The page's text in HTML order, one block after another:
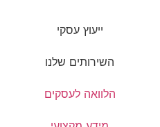
ייעוץ עסקי
השירותים שלנו
הלוואה לעסקים